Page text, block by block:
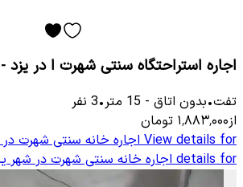
اجاره استراحتگاه سنتی شهرت ا در یزد -
تفت•بدون اتاق -
15 متر•
3 نفر
از۱٬۸۸۳٬۰۰۰ تومان
View details for اجاره خانه سنتی شهرت در
details for اجاره خانه سنتی شهرت در شهر